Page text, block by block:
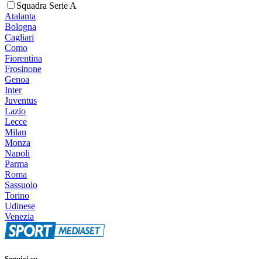
Squadra Serie A
Atalanta
Bologna
Cagliari
Como
Fiorentina
Frosinone
Genoa
Inter
Juventus
Lazio
Lecce
Milan
Monza
Napoli
Parma
Roma
Sassuolo
Torino
Udinese
Venezia